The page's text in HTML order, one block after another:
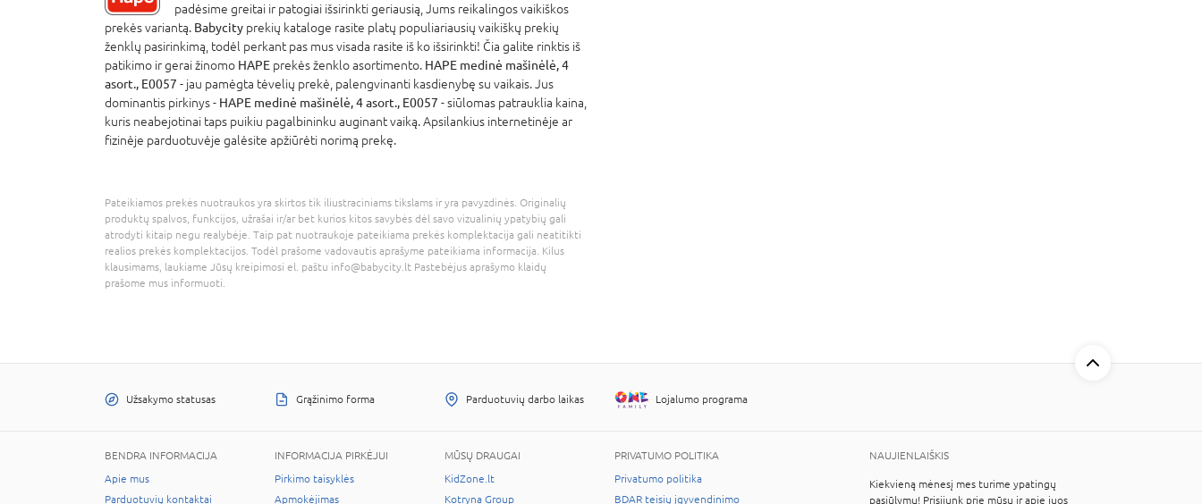
padėsime greitai ir patogiai išsirinkti geriausią, Jums reikalingos vaikiškos
prekės variantą. Babycity prekių kataloge rasite platų populiariausių vaikiškų prekių
ženklų pasirinkimą, todėl perkant pas mus visada rasite iš ko išsirinkti! Čia galite rinktis iš
patikimo ir gerai žinomo HAPE prekės ženklo asortimento. HAPE medinė mašinėlė, 4
asort., E0057 - jau pamėgta tėvelių prekė, palengvinanti kasdienybę su vaikais. Jus
dominantis pirkinys - HAPE medinė mašinėlė, 4 asort., E0057 - siūlomas patrauklia kaina,
kuris neabejotinai taps puikiu pagalbininku auginant vaiką. Apsilankius internetinėje ar
fizinėje parduotuvėje galėsite apžiūrėti norimą prekę.
Pateikiamos prekės nuotraukos yra skirtos tik iliustraciniams tikslams ir yra pavyzdinės. Originalių
produktų spalvos, funkcijos, užrašai ir/ar bet kurios kitos savybės dėl savo vizualinių ypatybių gali
atrodyti kitaip negu realybėje. Taip pat nuotraukoje pateikiama prekės komplektacija gali neatitikti
realios prekės komplektacijos. Todėl prašome vadovautis aprašyme pateikiama informacija. Kilus
klausimams, laukiame Jūsų kreipimosi el. paštu info@babycity.lt Pastebėjus aprašymo klaidų
prašome mus informuoti.
Užsakymo statusas Grąžinimo forma Parduotuvių darbo laikas Lojalumo programa
BENDRA INFORMACIJA
Apie mus
Parduotuvių kontaktai
INFORMACIJA PIRKĖJUI
Pirkimo taisyklės
Apmokėjimas
MŪSŲ DRAUGAI
KidZone.lt
Kotryna Group
PRIVATUMO POLITIKA
Privatumo politika
BDAR teisių įgyvendinimo
NAUJIENLAIŠKIS
Kiekvieną mėnesį mes turime ypatingų
pasiūlymų! Prisijunk prie mūsų ir apie juos